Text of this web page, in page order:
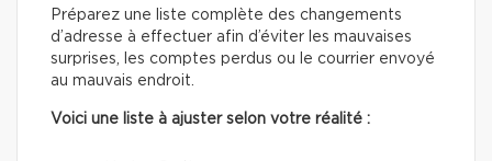
Préparez une liste complète des changements
d’adresse à effectuer afin d’éviter les mauvaises
surprises, les comptes perdus ou le courrier envoyé
au mauvais endroit.
Voici une liste à ajuster selon votre réalité :